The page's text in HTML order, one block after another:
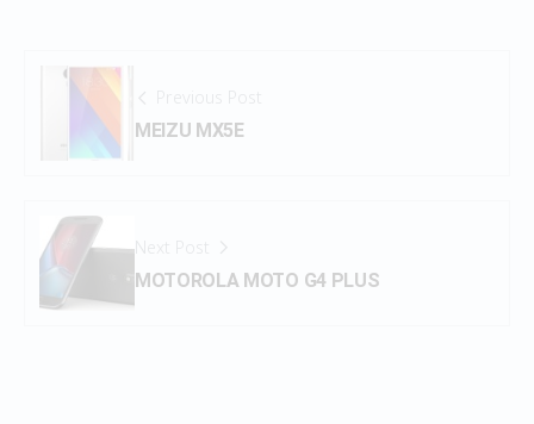
Previous Post
MEIZU MX5E
Next Post
MOTOROLA MOTO G4 PLUS